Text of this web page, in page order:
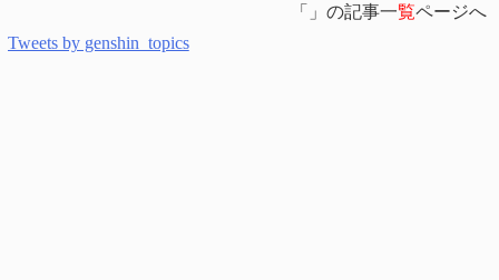
「」の記事一覧ページへ
Tweets by genshin_topics